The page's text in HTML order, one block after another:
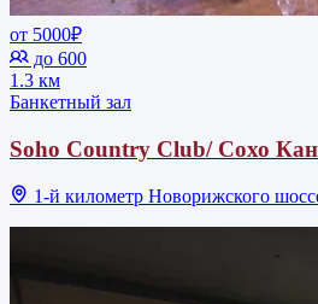
от 5000₽
до 600
1.3 км
Банкетный зал
Soho Country Club/ Сохо
1-й километр Новорижского